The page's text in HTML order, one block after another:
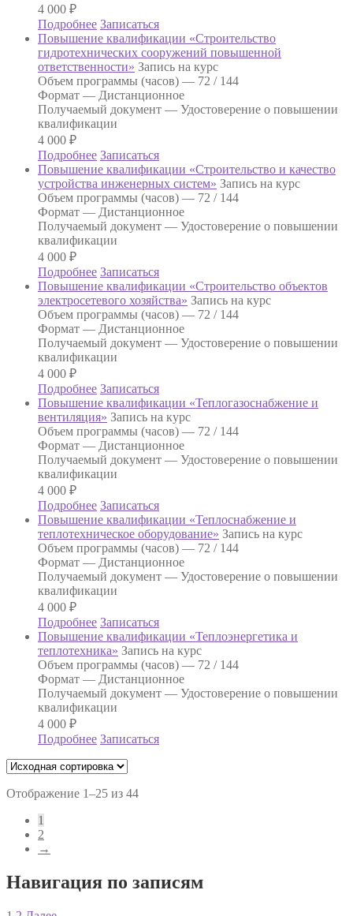
4 000 ₽
Подробнее Записаться
Повышение квалификации «Строительство
гидротехнических сооружений повышенной
ответственности» Запись на курс
Объем программы (часов) — 72 / 144
Формат — Дистанционное
Получаемый документ — Удостоверение о повышении
квалификации
4 000 ₽
Подробнее Записаться
Повышение квалификации «Строительство и качество
устройства инженерных систем» Запись на курс
Объем программы (часов) — 72 / 144
Формат — Дистанционное
Получаемый документ — Удостоверение о повышении
квалификации
4 000 ₽
Подробнее Записаться
Повышение квалификации «Строительство объектов
электросетевого хозяйства» Запись на курс
Объем программы (часов) — 72 / 144
Формат — Дистанционное
Получаемый документ — Удостоверение о повышении
квалификации
4 000 ₽
Подробнее Записаться
Повышение квалификации «Теплогазоснабжение и
вентиляция» Запись на курс
Объем программы (часов) — 72 / 144
Формат — Дистанционное
Получаемый документ — Удостоверение о повышении
квалификации
4 000 ₽
Подробнее Записаться
Повышение квалификации «Теплоснабжение и
теплотехническое оборудование» Запись на курс
Объем программы (часов) — 72 / 144
Формат — Дистанционное
Получаемый документ — Удостоверение о повышении
квалификации
4 000 ₽
Подробнее Записаться
Повышение квалификации «Теплоэнергетика и
теплотехника» Запись на курс
Объем программы (часов) — 72 / 144
Формат — Дистанционное
Получаемый документ — Удостоверение о повышении
квалификации
4 000 ₽
Подробнее Записаться
Отображение 1–25 из 44
1
2
→
Навигация по записям